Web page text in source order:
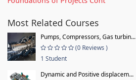
Most Related Courses
Pumps, Compressors, Gas turbin...
(0 Reviews )
1 Student
Dynamic and Positive displacem...